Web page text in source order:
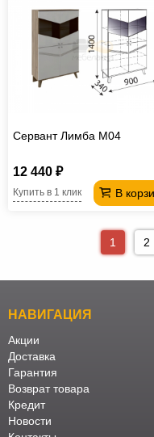
Сервант Лимба М04
12 440 ₽
В
Купить в 1 клик
1 2
НАВИГАЦИЯ
Акции
Доставка
Гарантия
Возврат товара
Кредит
Новости